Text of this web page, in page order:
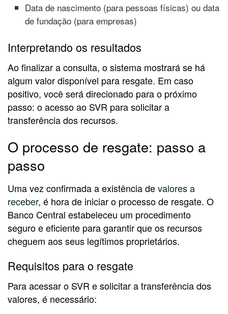
Data de nascimento (para pessoas físicas) ou data
de fundação (para empresas)
Interpretando os resultados
Ao finalizar a consulta, o sistema mostrará se há
algum valor disponível para resgate. Em caso
positivo, você será direcionado para o próximo
passo: o acesso ao SVR para solicitar a
transferência dos recursos.
O processo de resgate: passo a
passo
Uma vez confirmada a existência devalores a
receber, é hora de iniciar o processo de resgate. O
Banco Central estabeleceu um procedimento
seguro e eficiente para garantir que os recursos
cheguem aos seus legítimos proprietários.
Requisitos para o resgate
Para acessar o SVR e solicitar a transferência dos
valores, é necessário: